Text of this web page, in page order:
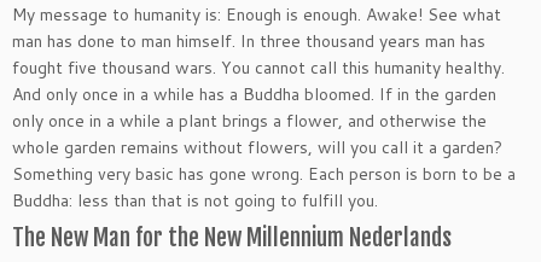
My message to humanity is: Enough is enough. Awake! See what
man has done to man himself. In three thousand years man has
fought five thousand wars. You cannot call this humanity healthy.
And only once in a while has a Buddha bloomed. If in the garden
only once in a while a plant brings a flower, and otherwise the
whole garden remains without flowers, will you call it a garden?
Something very basic has gone wrong. Each person is born to be a
Buddha: less than that is not going to fulfill you.
The New Man for the New Millennium Nederlands